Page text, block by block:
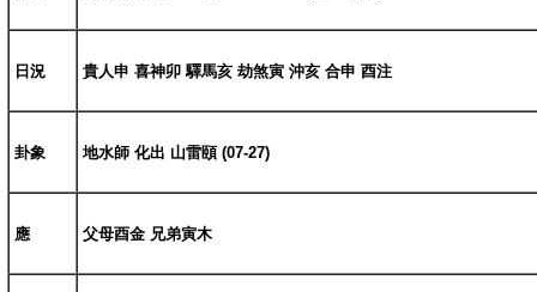
日況 貴人申 喜神卯 驛馬亥 劫煞寅 沖亥 合申 酉注
卦象 地水師 化出 山雷頤 (07-27)
應 父母酉金 兄弟寅木